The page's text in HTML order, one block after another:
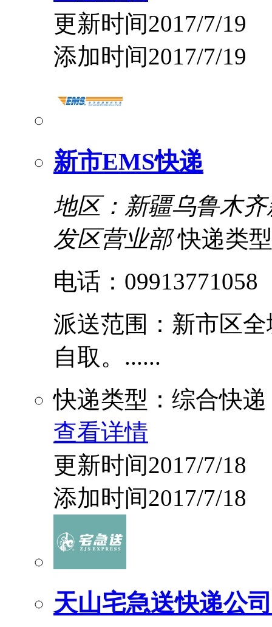
更新时间2017/7/19
添加时间2017/7/19
新市EMS快递
地区：新疆乌鲁木
发区营业部 快递类
电话：09913771058
派送范围：新市区
自取。......
快递类型：综合快递
查看详情
更新时间2017/7/18
添加时间2017/7/18
天山宅急送快递公司